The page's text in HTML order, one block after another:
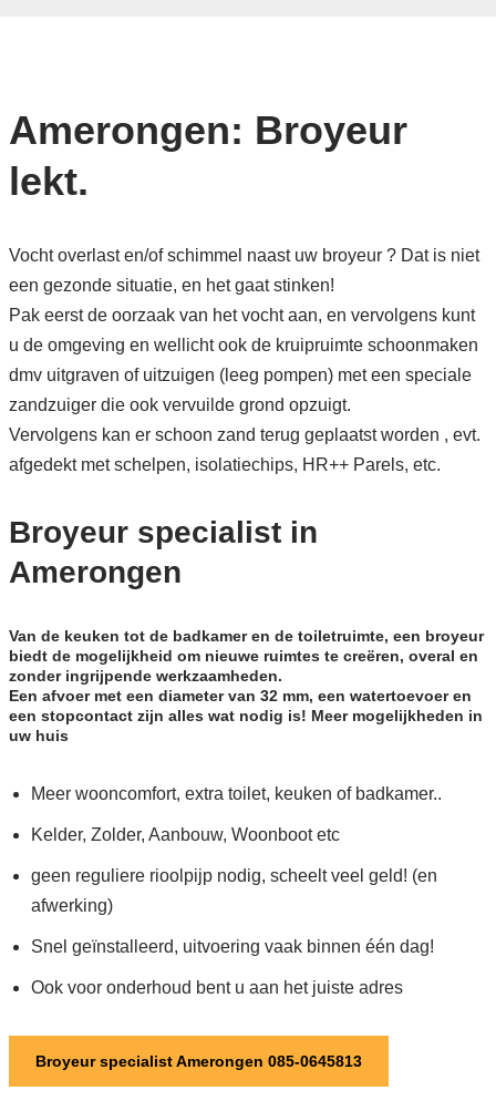
Amerongen: Broyeur
lekt.
Vocht overlast en/of schimmel naast uw broyeur ? Dat is niet
een gezonde situatie, en het gaat stinken!
Pak eerst de oorzaak van het vocht aan, en vervolgens kunt
u de omgeving en wellicht ook de kruipruimte schoonmaken
dmv uitgraven of uitzuigen (leeg pompen) met een speciale
zandzuiger die ook vervuilde grond opzuigt.
Vervolgens kan er schoon zand terug geplaatst worden , evt.
afgedekt met schelpen, isolatiechips, HR++ Parels, etc.
Broyeur specialist in
Amerongen
Van de keuken tot de badkamer en de toiletruimte, een broyeur
biedt de mogelijkheid om nieuwe ruimtes te creëren, overal en
zonder ingrijpende werkzaamheden.
Een afvoer met een diameter van 32 mm, een watertoevoer en
een stopcontact zijn alles wat nodig is! Meer mogelijkheden in
uw huis
Meer wooncomfort, extra toilet, keuken of badkamer..
Kelder, Zolder, Aanbouw, Woonboot etc
geen reguliere rioolpijp nodig, scheelt veel geld! (en
afwerking)
Snel geïnstalleerd, uitvoering vaak binnen één dag!
Ook voor onderhoud bent u aan het juiste adres
Broyeur specialist Amerongen 085-0645813